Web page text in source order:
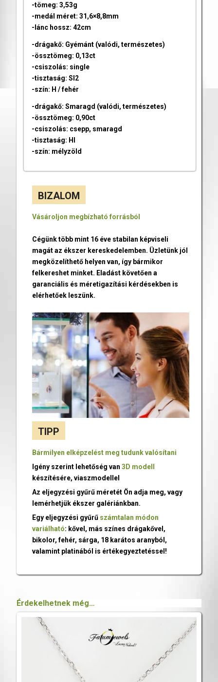
-tömeg: 3,53g
-medál méret: 31,6×8,8mm
-lánc hossz: 42cm
-drágakő: Gyémánt (valódi, természetes)
-össztömeg: 0,13ct
-csiszolás: single
-tisztaság: SI2
-szín: H / fehér
-drágakő: Smaragd (valódi, természetes)
-össztömeg: 0,90ct
-csiszolás: csepp, smaragd
-tisztaság: HI
-szín: mélyzöld
BIZALOM
Vásároljon megbízható forrásból
Cégünk több mint 16 éve stabilan képviseli
magát az ékszer kereskedelemben. Üzletünk jól
megközelíthető helyen van, így bármikor
felkereshet minket. Eladást követően a
garanciális és méretigazítási kérdésekben is
elérhetőek leszünk.
TIPP
Bármilyen elképzelést meg tudunk valósítani
Igény szerint lehetőség van 3D modell
készítésére, viaszmodellel
Az eljegyzési gyűrű méretét Ön adja meg, vagy
lemérhetjük ékszer galériánkban.
Egy eljegyzési gyűrű számtalan módon
variálható: kővel, más színes drágakővel,
bikolor, fehér, sárga, 18 karátos aranyból,
valamint platinából is értékegyeztetéssel!
Érdekelhetnek még…